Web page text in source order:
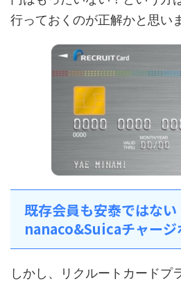
行っておくのが正解かと思い
既存会員も安泰ではない
nanaco&Suicaチャージ
しかし、リクルートカードプ